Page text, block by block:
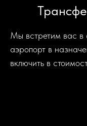
Мы встретим вас в
аэропорт в
включить в